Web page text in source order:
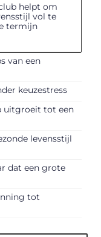
helpt om
vol te
termijn
van een
keuzestress
uitgroeit tot een
levensstijl
dat een grote
tot